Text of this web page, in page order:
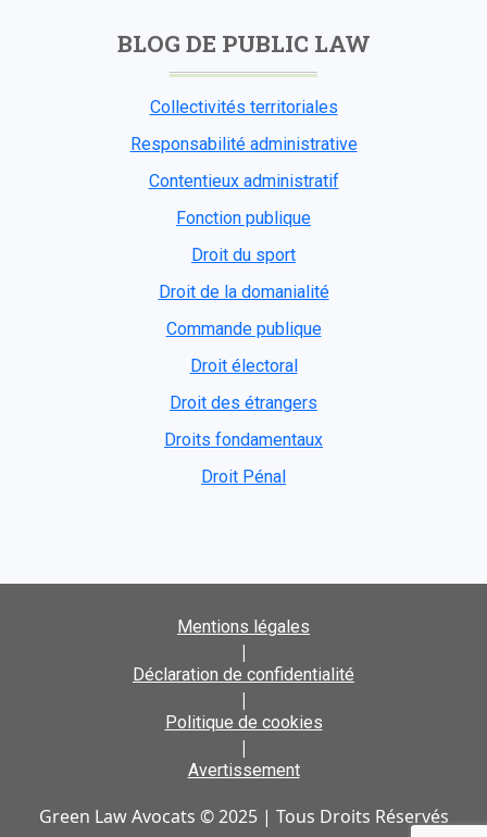
BLOG DE PUBLIC LAW
Collectivités territoriales
Responsabilité administrative
Contentieux administratif
Fonction publique
Droit du sport
Droit de la domanialité
Commande publique
Droit électoral
Droit des étrangers
Droits fondamentaux
Droit Pénal
Mentions légales
|
Déclaration de confidentialité
|
Politique de cookies
|
Avertissement
Green Law Avocats © 2025 | Tous Droits Réservés